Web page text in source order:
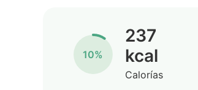
10%
237
kcal
Calorías